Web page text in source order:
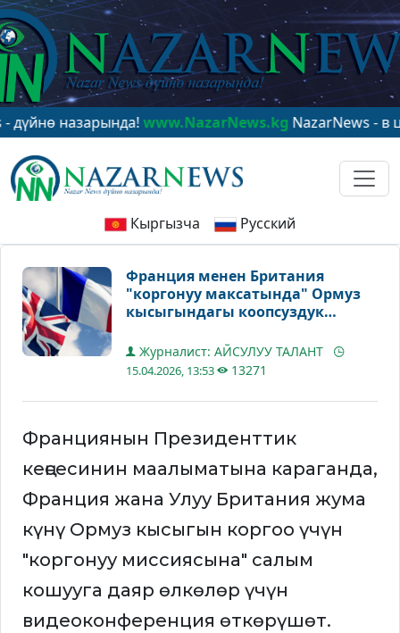
назарында!www.NazarNews.kgNazarNews - в центре
Кыргызча Русский
Франция менен Британия
"коргонуу максатында" Ормуз
кысыгындагы коопсуздук
Журналист: АЙСУЛУУ ТАЛАНТ
15.04.2026, 13:53 13271
Франциянын Президенттик
кеңсесинин маалыматына караганда,
Франция жана Улуу Британия жума
күнү Ормуз кысыгын коргоо үчүн
"коргонуу миссиясына" салым
кошууга даяр өлкөлөр үчүн
видеоконференция өткөрүшөт.